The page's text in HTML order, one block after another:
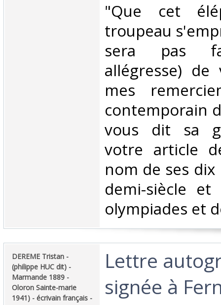
‎"Que cet
troupeau
sera pas
allégresse)
mes
contemporain
vous dit sa
votre article
nom de ses
demi-siècle
olympiades et
‎DEREME Tristan -
(philippe HUC dit) -
Marmande 1889 -
Oloron Sainte-marie
1941) - écrivain français -
‎Lettre
signée à